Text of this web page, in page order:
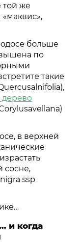
той же
больше
по
такие
в верхней
сосне,
ssp
и когда